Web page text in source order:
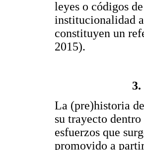
leyes o códigos
institucionalidad
constituyen un
2015).
La (pre)historia
su trayecto
esfuerzos que
promovido a